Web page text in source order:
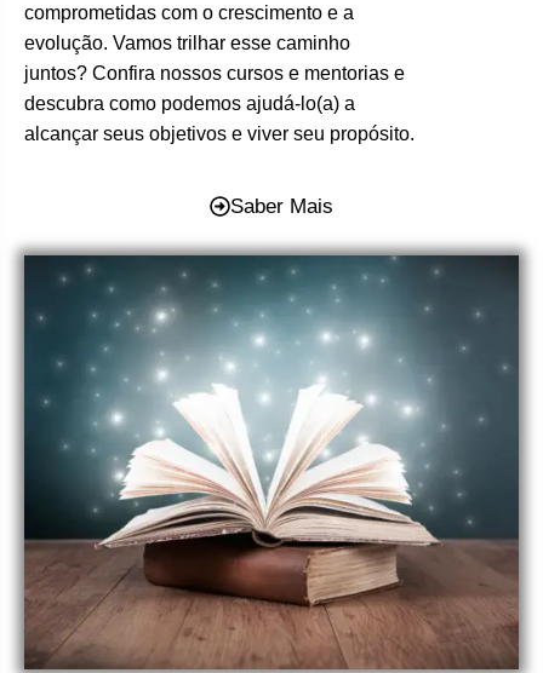
comprometidas com o crescimento e a
evolução. Vamos trilhar esse caminho
juntos? Confira nossos cursos e mentorias e
descubra como podemos ajudá-lo(a) a
alcançar seus objetivos e viver seu propósito.
Saber Mais